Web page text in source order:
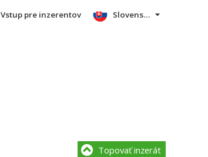
Vstup pre inzerentov Slovensky
Topovať inzerát